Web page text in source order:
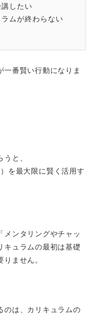
したい
ムが終わらない
一番賢い行動になりま
と、
を最大限に賢く活用す
メンタリングやチャッ
キュラムの最初は基礎
ません。
のは、カリキュラムの